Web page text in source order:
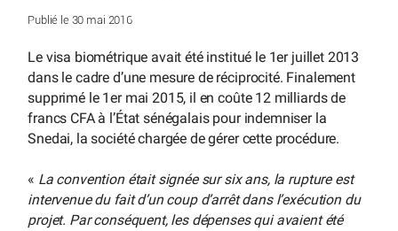
Publié le 30 mai 2016
Le visa biométrique avait été institué le 1er juillet 2013
dans le cadre d’une mesure de réciprocité. Finalement
supprimé le 1er mai 2015, il en coûte 12 milliards de
francs CFA à l’État sénégalais pour indemniser la
Snedai, la société chargée de gérer cette procédure.
« La convention était signée sur six ans, la rupture est
intervenue du fait d’un coup d’arrêt dans l’exécution du
projet. Par conséquent, les dépenses qui avaient été